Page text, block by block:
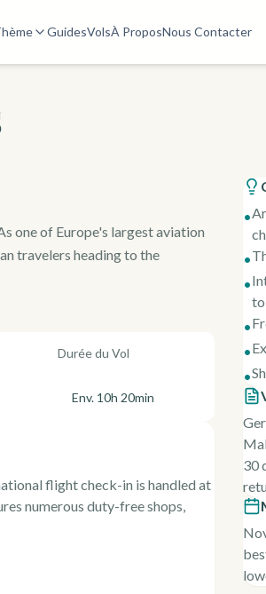
GuidesVolsÀ ProposNous Contacter
one of Europe's largest aviation
travelers heading to the
Durée du Vol
Env. 10h 20min
flight check-in is handled at
numerous duty-free shops,
•
•
•
•
•
•
30